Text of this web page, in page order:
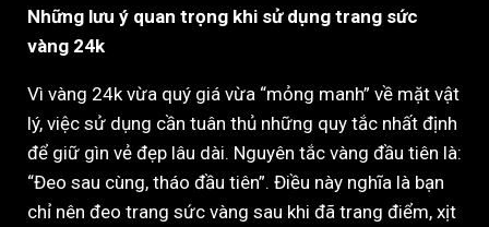
Những lưu ý quan trọng khi sử dụng trang sức
vàng 24k
Vì vàng 24k vừa quý giá vừa “mỏng manh” về mặt vật
lý, việc sử dụng cần tuân thủ những quy tắc nhất định
để giữ gìn vẻ đẹp lâu dài. Nguyên tắc vàng đầu tiên là:
“Đeo sau cùng, tháo đầu tiên”. Điều này nghĩa là bạn
chỉ nên đeo trang sức vàng sau khi đã trang điểm, xịt